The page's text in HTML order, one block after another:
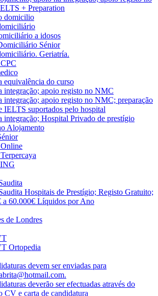
+ Preparation
domicilio
a idosos
Sénior
Geriatría.
equivalência do curso
integração; apoio registo no NMC
integração; apoio registo no NMC; preparação
IELTS suportados pelo hospital
integração; Hospital Privado de prestígio
Alojamento
Hospitais de Prestígio; Registo Gratuito;
a 60.000€ Líquidos por Ano
de Londres
Ortopedia
devem ser enviadas para
deverão ser efectuadas através do
CV e carta de candidatura